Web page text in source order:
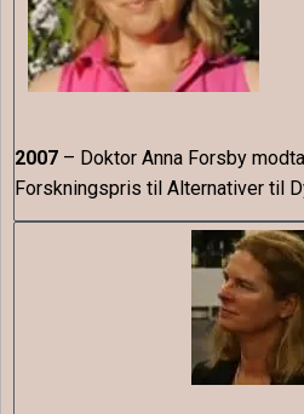
2007 – Doktor Anna Forsby
Forskningspris til Alternativer til